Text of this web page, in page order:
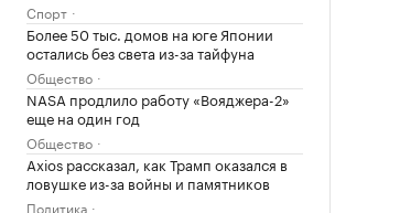
Спорт
Более 50 тыс. домов на юге Японии
остались без света из-за тайфуна
Общество
NASA продлило работу «Вояджера-2»
еще на один год
Общество
Axios рассказал, как Трамп оказался в
ловушке из-за войны и памятников
Политика